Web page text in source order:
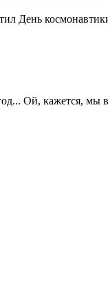
День
Ой, кажется, мы